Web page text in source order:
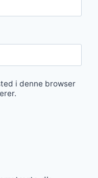
i denne browser